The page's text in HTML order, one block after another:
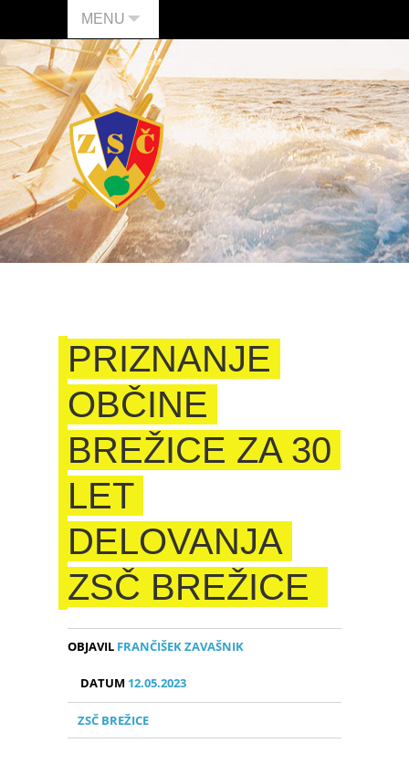
MENU
PRIZNANJE
OBČINE
BREŽICE ZA 30
LET
DELOVANJA
ZSČ BREŽICE
OBJAVIL FRANČIŠEK ZAVAŠNIK
DATUM 12.05.2023
ZSČ BREŽICE